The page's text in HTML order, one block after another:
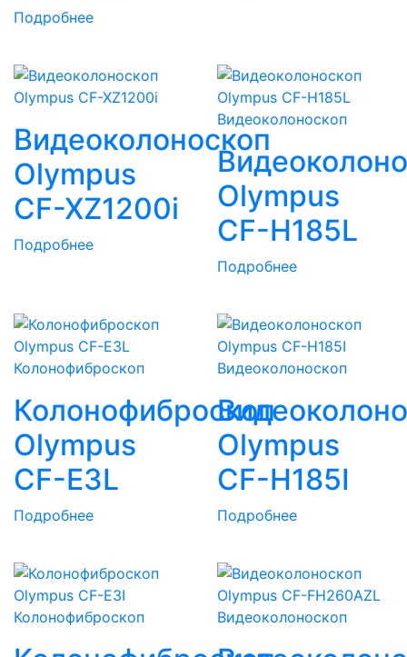
Подробнее
Видеоколоноскоп
Olympus
CF-XZ1200i
Подробнее
Видеоколоноскоп
Olympus
CF-H185L
Подробнее
Колонофиброскоп
Колонофиброскоп
Olympus
CF-E3L
Подробнее
Видеоколоноскоп
Olympus
CF-H185I
Подробнее
Колонофиброскоп Видеоколоноскоп